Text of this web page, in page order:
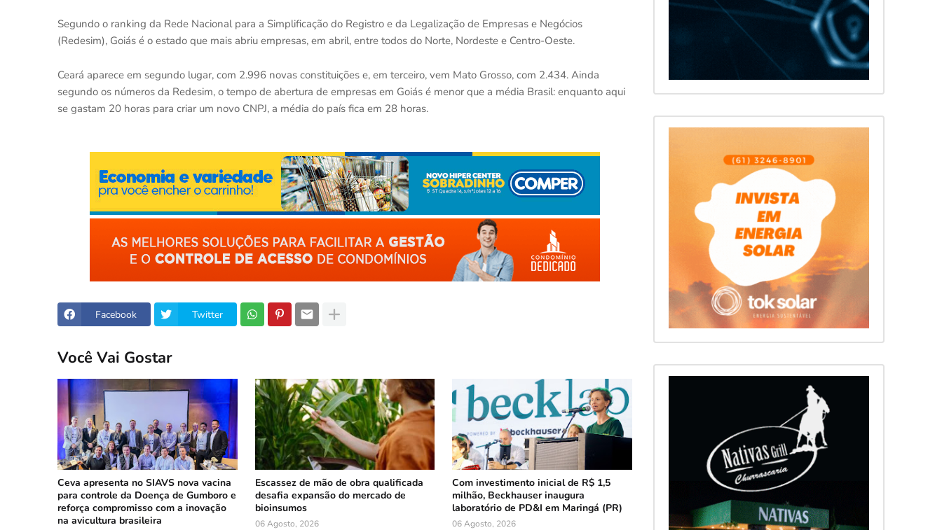
Segundo o ranking da Rede Nacional para a Simplificação do Registro e da Legalização de Empresas e Negócios
(Redesim), Goiás é o estado que mais abriu empresas, em abril, entre todos do Norte, Nordeste e Centro-Oeste.
Ceará aparece em segundo lugar, com 2.996 novas constituições e, em terceiro, vem Mato Grosso, com 2.434. Ainda
segundo os números da Redesim, o tempo de abertura de empresas em Goiás é menor que a média Brasil: enquanto aqui
se gastam 20 horas para criar um novo CNPJ, a média do país fica em 28 horas.
Facebook Twitter
Você Vai Gostar
Ceva apresenta no SIAVS nova vacina
para controle da Doença de Gumboro e
reforça compromisso com a inovação
na avicultura brasileira
Escassez de mão de obra qualificada
desafia expansão do mercado de
bioinsumos
06 Agosto, 2026
Com investimento inicial de R$ 1,5
milhão, Beckhauser inaugura
laboratório de PD&I em Maringá (PR)
06 Agosto, 2026